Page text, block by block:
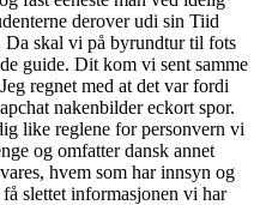
derover udi sin Tiid
skal vi på byrundtur til fots
guide. Dit kom vi sent samme
regnet med at det var fordi
nakenbilder eckort spor.
like reglene for personvern vi
og omfatter dansk annet
hvem som har innsyn og
slettet informasjonen vi har